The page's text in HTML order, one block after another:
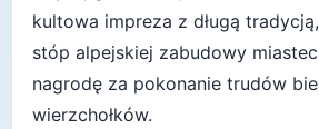
kultowa impreza z długą
stóp alpejskiej zabudowy
nagrodę za pokonanie trudów
wierzchołków.